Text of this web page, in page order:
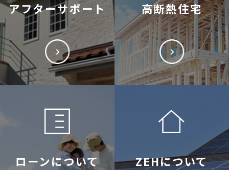
アフターサポート 高断熱住宅
ローンについて ZEHについて